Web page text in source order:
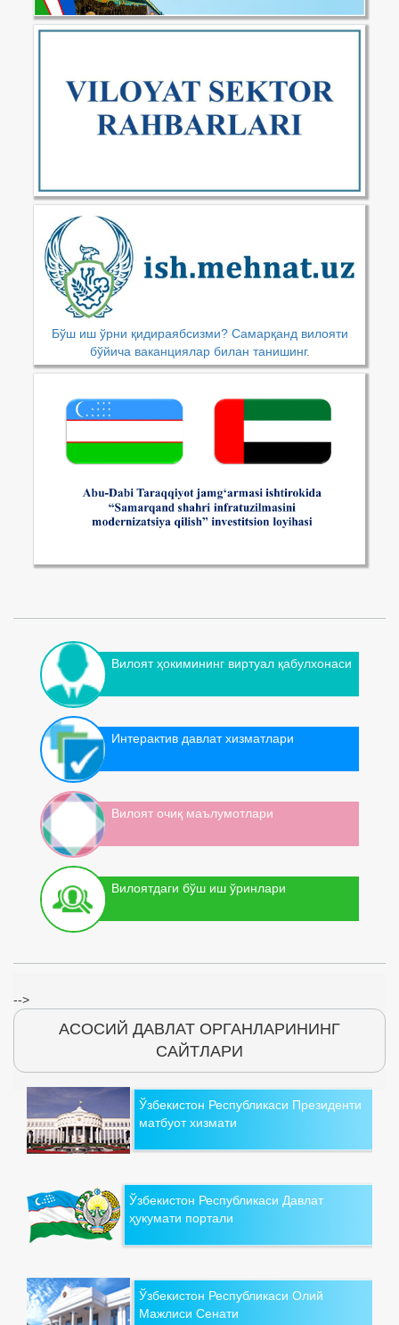
Бўш иш ўрни қидираябсизми? Самарқанд вилояти
бўйича ваканциялар билан танишинг.
Вилоят ҳокимининг виртуал қабулхонаси
Интерактив давлат хизматлари
Вилоят очиқ маълумотлари
Вилоятдаги бўш иш ўринлари
-->
АСОСИЙ ДАВЛАТ ОРГАНЛАРИНИНГ
САЙТЛАРИ
Ўзбекистон Республикаси Президенти
матбуот хизмати
Ўзбекистон Республикаси Давлат
ҳукумати портали
Ўзбекистон Республикаси Олий
Мажлиси Сенати